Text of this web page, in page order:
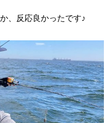
、反応良かったです♪